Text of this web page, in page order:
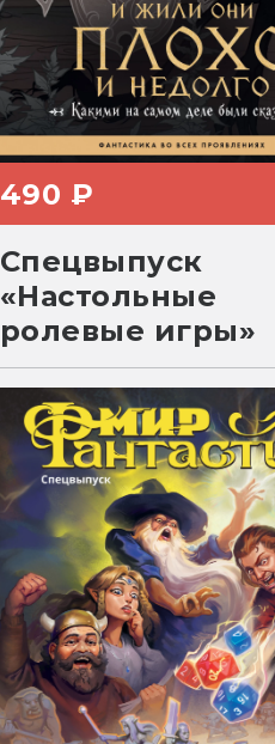
490 ₽
Спецвыпуск
«Настольные
ролевые игры»